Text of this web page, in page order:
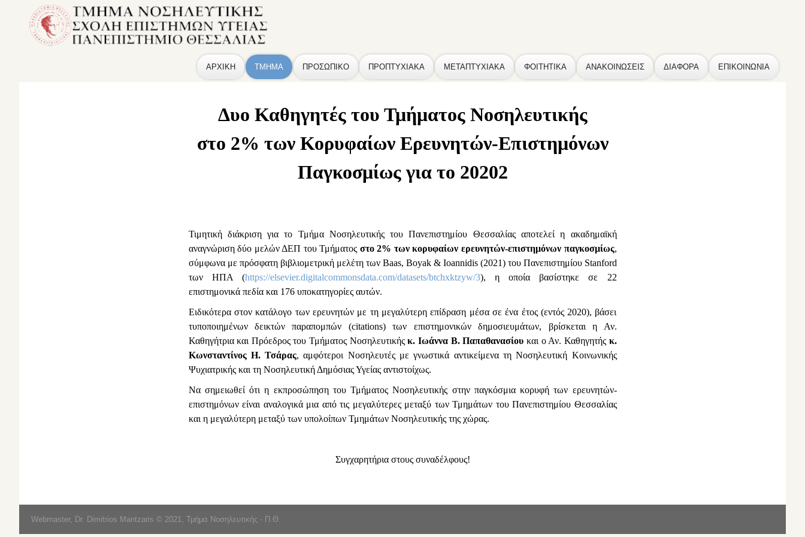
ΑΡΧΙΚΗ ΤΜΗΜΑ ΠΡΟΣΩΠΙΚΟ ΠΡΟΠΤΥΧΙΑΚΑ ΜΕΤΑΠΤΥΧΙΑΚΑ ΦΟΙΤΗΤΙΚΑ ΑΝΑΚΟΙΝΩΣΕΙΣ ΔΙΑΦΟΡΑ ΕΠΙΚΟΙΝΩΝΙΑ
Δυο Καθηγητές του Τμήματος Νοσηλευτικής
στο 2% των Κορυφαίων Ερευνητών-Επιστημόνων
Παγκοσμίως για το 20202
Τιμητική διάκριση για το Τμήμα Νοσηλευτικής του Πανεπιστημίου Θεσσαλίας αποτελεί η ακαδημαϊκή
αναγνώριση δύο μελών ΔΕΠ του Τμήματος στο 2% των κορυφαίων ερευνητών-επιστημόνων παγκοσμίως,
σύμφωνα με πρόσφατη βιβλιομετρική μελέτη των Baas, Boyak & Ioannidis (2021) του Πανεπιστημίου Stanford
των ΗΠΑ (https://elsevier.digitalcommonsdata.com/datasets/btchxktzyw/3), η οποία βασίστηκε σε 22
επιστημονικά πεδία και 176 υποκατηγορίες αυτών.
Ειδικότερα στον κατάλογο των ερευνητών με τη μεγαλύτερη επίδραση μέσα σε ένα έτος (εντός 2020), βάσει
τυποποιημένων δεικτών παραπομπών (citations) των επιστημονικών δημοσιευμάτων, βρίσκεται η Αν.
Καθηγήτρια και Πρόεδρος του Τμήματος Νοσηλευτικήςκ. Ιωάννα Β. Παπαθανασίου και ο Αν. Καθηγητής κ.
Κωνσταντίνος Η. Τσάρας, αμφότεροι Νοσηλευτές με γνωστικά αντικείμενα τη Νοσηλευτική Κοινωνικής
Ψυχιατρικής και τη Νοσηλευτική Δημόσιας Υγείας αντιστοίχως.
Να σημειωθεί ότι η εκπροσώπηση του Τμήματος Νοσηλευτικής στην παγκόσμια κορυφή των ερευνητών-
επιστημόνων είναι αναλογικά μια από τις μεγαλύτερες μεταξύ των Τμημάτων του Πανεπιστημίου Θεσσαλίας
και η μεγαλύτερη μεταξύ των υπολοίπων Τμημάτων Νοσηλευτικής της χώρας.
Συγχαρητήρια στους συναδέλφους!
Webmaster, Dr. Dimitrios Mantzaris © 2021, Τμήμα Νοσηλευτικής - Π.Θ.